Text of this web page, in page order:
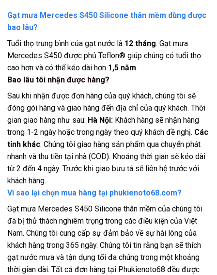
Gạt mưa Mercedes S450 Silicone thân mềm dùng được
bao lâu?
Tuổi thọ trung bình của gạt nước là 12 tháng. Gạt mưa
Mercedes S450 được phủ Teflon® giúp chúng có tuổi thọ
cao hơn và có thể kéo dài hơn 1,5 năm.
Bao lâu tôi nhận được hàng?
Sau khi nhận được đơn hàng của quý khách, chúng tôi sẽ
đóng gói hàng và giao hàng đến địa chỉ của quý khách. Thời
gian giao hàng như sau: Hà Nội: Khách hàng sẽ nhận hàng
trong 1-2 ngày hoặc trong ngày theo quý khách đề nghị. Các
tỉnh khác: Chúng tôi giao hàng sản phẩm qua chuyển phát
nhanh và thu tiền tại nhà (COD). Khoảng thời gian sẽ kéo dài
từ 2 đến 4 ngày. Trước khi giao bưu tá sẽ liên hệ trước với
khách hàng.
Vì sao lại chọn mua hàng tại phukienoto68.com?
Gạt mưa Mercedes S450 Silicone thân mềm của chúng tôi
đã bị thử thách nghiêm trọng trong các điều kiện của Việt
Nam. Chúng tôi cung cấp sự đảm bảo về sự hài lòng của
khách hàng trong 365 ngày. Chúng tôi tin rằng bạn sẽ thích
gạt nước mưa và tận dụng tối đa chúng trong một khoảng
thời gian dài. Tất cả đơn hàng tại Phukienoto68 đều được